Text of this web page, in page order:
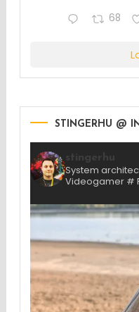
68
STINGERHU @
System
Videogamer #